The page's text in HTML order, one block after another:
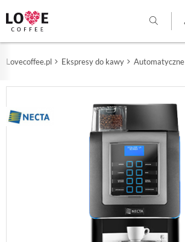
Lovecoffee.pl Ekspresy do kawy Automatyczne